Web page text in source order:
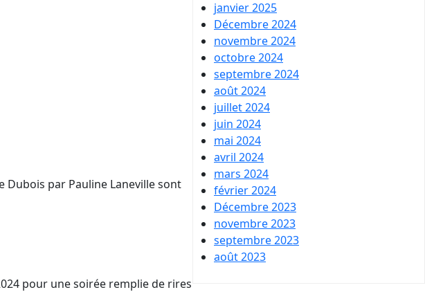
par Pauline Laneville sont
pour une soirée remplie de rires
janvier 2025
Décembre 2024
novembre 2024
octobre 2024
septembre 2024
août 2024
juillet 2024
juin 2024
mai 2024
avril 2024
mars 2024
février 2024
Décembre 2023
novembre 2023
septembre 2023
août 2023